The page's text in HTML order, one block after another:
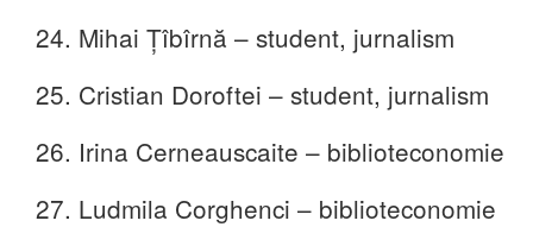
24. Mihai Ţîbîrnă – student, jurnalism
25. Cristian Doroftei – student, jurnalism
26. Irina Cerneauscaite – biblioteconomie
27. Ludmila Corghenci – biblioteconomie